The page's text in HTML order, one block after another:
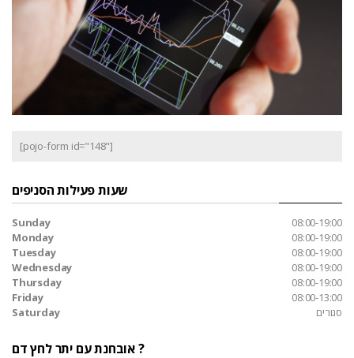
[pojo-form id="148"]
שעות פעילות הסניפים
Sunday
08:00-19:00
Monday
08:00-19:00
Tuesday
08:00-19:00
Wednesday
08:00-19:00
Thursday
08:00-19:00
Friday
08:00-13:00
Saturday
סגורים
אובחנת עם יתר לחץ דם ?